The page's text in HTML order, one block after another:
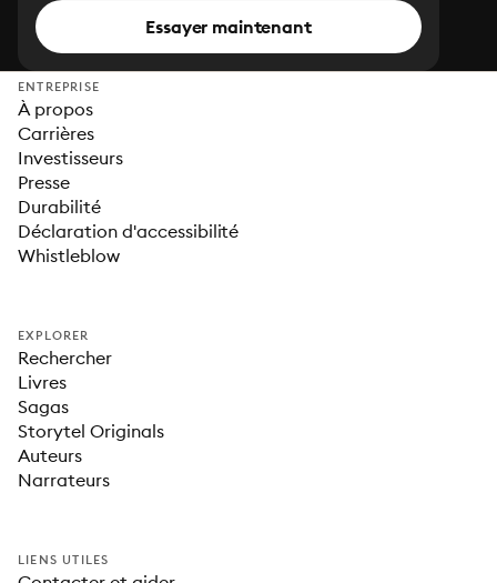
Essayer maintenant
ENTREPRISE
À propos
Carrières
Investisseurs
Presse
Durabilité
Déclaration d'accessibilité
Whistleblow
EXPLORER
Rechercher
Livres
Sagas
Storytel Originals
Auteurs
Narrateurs
LIENS UTILES